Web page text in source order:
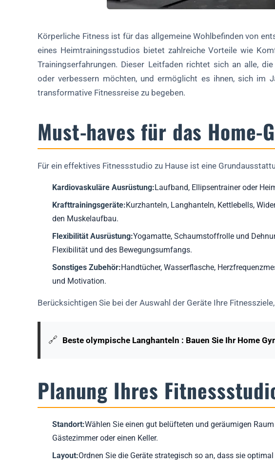
Künftige Überlegungen
FAQ über Fitnessstudios zu Hause
Welche Geräte brauche ich, um ein Fitnessstudio zu Hause zu eröffnen?
Wie kann ich mein Fitnessstudio zu Hause optimal nutzen?
Körperliche Fitness ist für das allgemeine Wohlbefinden von
eines Heimtrainingsstudios bietet zahlreiche Vorteile wie
Trainingserfahrungen. Dieser Leitfaden richtet sich an alle,
oder verbessern möchten, und ermöglicht es ihnen, sich im
transformative Fitnessreise zu begeben.
Must-haves für das Home-
Für ein effektives Fitnessstudio zu Hause ist eine
Kardiovaskuläre Ausrüstung:Laufband, Ellipsentrainer oder
Krafttrainingsgeräte:Kurzhanteln, Langhanteln, Kettlebells,
den Muskelaufbau.
Flexibilität Ausrüstung:Yogamatte, Schaumstoffrolle und
Flexibilität und des Bewegungsumfangs.
Sonstiges Zubehör:Handtücher, Wasserflasche,
und Motivation.
Berücksichtigen Sie bei der Auswahl der Geräte Ihre
🔗 Beste olympische Langhanteln : Bauen Sie Ihr Home
Planung Ihres
Standort:Wählen Sie einen gut belüfteten und geräumigen
Gästezimmer oder einen Keller.
Layout:Ordnen Sie die Geräte strategisch so an, dass sie